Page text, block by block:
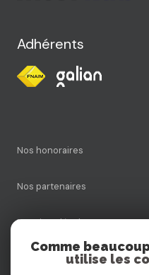
Adhérents
Nos honoraires
Nos partenaires
Mentions légales
Comme
utilise les